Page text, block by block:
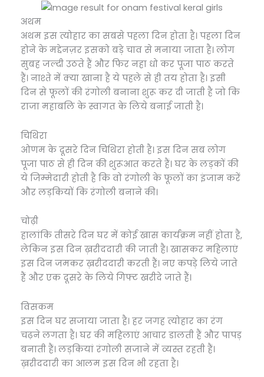
अथम
अथम इस त्योहार का सबसे पहला दिन होता है। पहला दिन
होने के मद्देनज़र इसको बड़े चाव से मनाया जाता है। लोग
सुबह जल्दी उठते हैं और फिर नहा धो कर पूजा पाठ करते
हैं। नाश्ते में क्या खाना है ये पहले से ही तय होता है। इसी
दिन से फूलों की रंगोली बनाना शुरू कर दी जाती है जो कि
राजा महाबलि के स्वागत के लिये बनाई जाती है।
चिथिरा
ओणम के दूसरे दिन चिथिरा होती है। इस दिन सब लोग
पूजा पाठ से ही दिन की शुरूआत करते हैं। घर के लड़कों की
ये जिम्मेदारी होती है कि वो रंगोली के फूलों का इंजाम करें
और लड़कियों कि रंगोली बनाने की।
चोढ़ी
हालांकि तीसरे दिन घर में कोई खास कार्यक्रम नहीं होता है,
लेकिन इस दिन ख़रीददारी की जाती है। खासकर महिलाएं
इस दिन जमकर ख़रीददारी करती हैं। नए कपड़े लिये जाते
हैं और एक दूसरे के लिये गिफ्ट खरीदे जाते हैं।
विसकम
इस दिन घर सजाया जाता है। हर जगह त्योहार का रंग
चढ़ने लगता है। घर की महिलाएं आचार डालती हैं और पापड़
बनाती हैं। लड़कियां रंगोली सजाने में व्यस्त रहती हैं।
ख़रीददारी का आलम इस दिन भी रहता है।